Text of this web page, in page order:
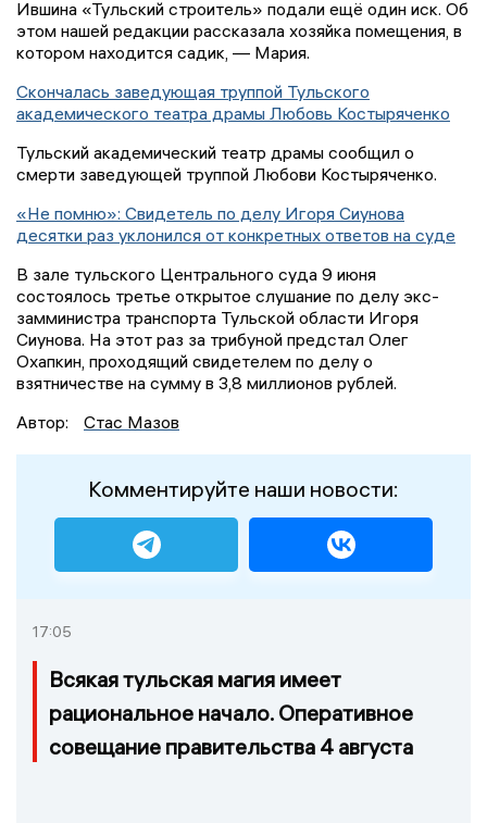
Ившина «Тульский строитель» подали ещё один иск. Об
этом нашей редакции рассказала хозяйка помещения, в
котором находится садик, — Мария.
Скончалась заведующая труппой Тульского
академического театра драмы Любовь Костыряченко
Тульский академический театр драмы сообщил о
смерти заведующей труппой Любови Костыряченко.
«Не помню»: Свидетель по делу Игоря Сиунова
десятки раз уклонился от конкретных ответов на суде
В зале тульского Центрального суда 9 июня
состоялось третье открытое слушание по делу экс-
замминистра транспорта Тульской области Игоря
Сиунова. На этот раз за трибуной предстал Олег
Охапкин, проходящий свидетелем по делу о
взятничестве на сумму в 3,8 миллионов рублей.
Автор:
Стас Мазов
Комментируйте наши новости:
17:05
Всякая тульская магия имеет
рациональное начало. Оперативное
совещание правительства 4 августа